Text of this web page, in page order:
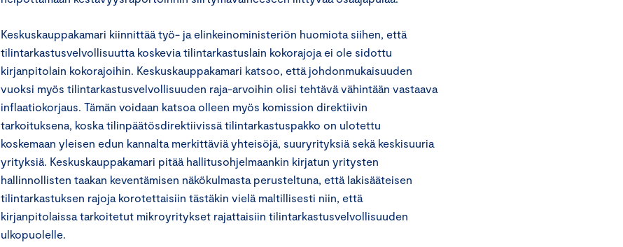
Keskuskauppakamari kiinnittää työ- ja elinkeinoministeriön huomiota siihen, että
tilintarkastusvelvollisuutta koskevia tilintarkastuslain kokorajoja ei ole sidottu
kirjanpitolain kokorajoihin. Keskuskauppakamari katsoo, että johdonmukaisuuden
vuoksi myös tilintarkastusvelvollisuuden raja-arvoihin olisi tehtävä vähintään vastaava
inflaatiokorjaus. Tämän voidaan katsoa olleen myös komission direktiivin
tarkoituksena, koska tilinpäätösdirektiivissä tilintarkastuspakko on ulotettu
koskemaan yleisen edun kannalta merkittäviä yhteisöjä, suuryrityksiä sekä keskisuuria
yrityksiä. Keskuskauppakamari pitää hallitusohjelmaankin kirjatun yritysten
hallinnollisten taakan keventämisen näkökulmasta perusteltuna, että lakisääteisen
tilintarkastuksen rajoja korotettaisiin tästäkin vielä maltillisesti niin, että
kirjanpitolaissa tarkoitetut mikroyritykset rajattaisiin tilintarkastusvelvollisuuden
ulkopuolelle.